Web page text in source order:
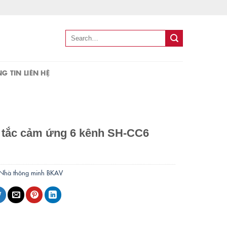
Search
TIN LIÊN HỆ
cảm ứng 6 kênh SH-CC6
thông minh BKAV